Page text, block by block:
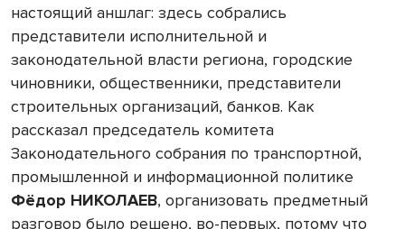
настоящий аншлаг: здесь собрались
представители исполнительной и
законодательной власти региона, городские
чиновники, общественники, представители
строительных организаций, банков. Как
рассказал председатель комитета
Законодательного собрания по транспортной,
промышленной и информационной политике
Фёдор НИКОЛАЕВ, организовать предметный
разговор было решено, во-первых, потому что